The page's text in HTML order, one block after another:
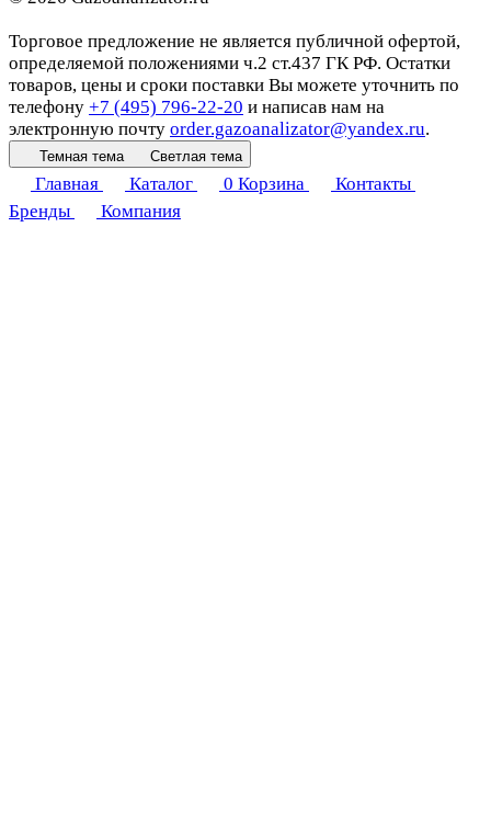
Торговое предложение не является публичной офертой,
определяемой положениями ч.2 ст.437 ГК РФ. Остатки
товаров, цены и сроки поставки Вы можете уточнить по
телефону +7 (495) 796-22-20 и написав нам на
электронную почту order.gazoanalizator@yandex.ru.
Темная тема Светлая тема
Главная Каталог 0 Корзина
Контакты
Бренды
Компания